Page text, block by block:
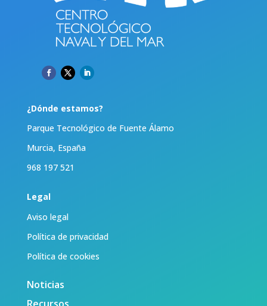
¿Dónde estamos?
Parque Tecnológico de Fuente Álamo
Murcia, España
968 197 521
Legal
Aviso legal
Política de privacidad
Política de cookies
Noticias